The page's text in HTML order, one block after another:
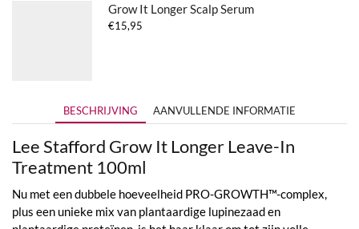
Grow It Longer Scalp Serum
€15,95
BESCHRIJVING AANVULLENDE INFORMATIE
Lee Stafford Grow It Longer Leave-In
Treatment 100ml
Nu met een dubbele hoeveelheid PRO-GROWTH™-complex,
plus een unieke mix van plantaardige lupinezaad en